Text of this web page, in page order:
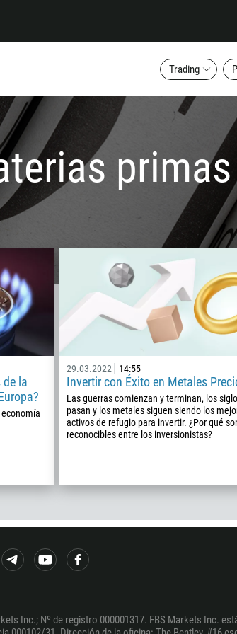
Trading
primas
de la
29.03.2022 14:55
Invertir con Éxito en Metales
Las guerras comienzan y terminan, los
pasan y los metales siguen siendo los
activos de refugio para invertir. ¿Por qué
reconocibles entre los inversionistas?
Inc.; Nº de registro 000001317. FBS Markets Inc.
Número
355
213
1684
61
00:00
Ingresa tu